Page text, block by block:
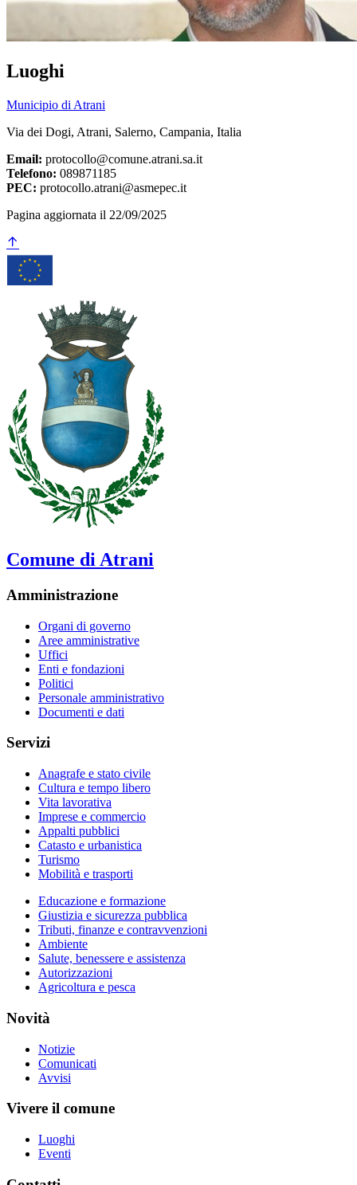
Luoghi
Municipio di Atrani
Via dei Dogi, Atrani, Salerno, Campania, Italia
Email: protocollo@comune.atrani.sa.it
Telefono: 089871185
PEC: protocollo.atrani@asmepec.it
Pagina aggiornata il 22/09/2025
Comune di Atrani
Amministrazione
Organi di governo
Aree amministrative
Uffici
Enti e fondazioni
Politici
Personale amministrativo
Documenti e dati
Servizi
Anagrafe e stato civile
Cultura e tempo libero
Vita lavorativa
Imprese e commercio
Appalti pubblici
Catasto e urbanistica
Turismo
Mobilità e trasporti
Educazione e formazione
Giustizia e sicurezza pubblica
Tributi, finanze e contravvenzioni
Ambiente
Salute, benessere e assistenza
Autorizzazioni
Agricoltura e pesca
Novità
Notizie
Comunicati
Avvisi
Vivere il comune
Luoghi
Eventi